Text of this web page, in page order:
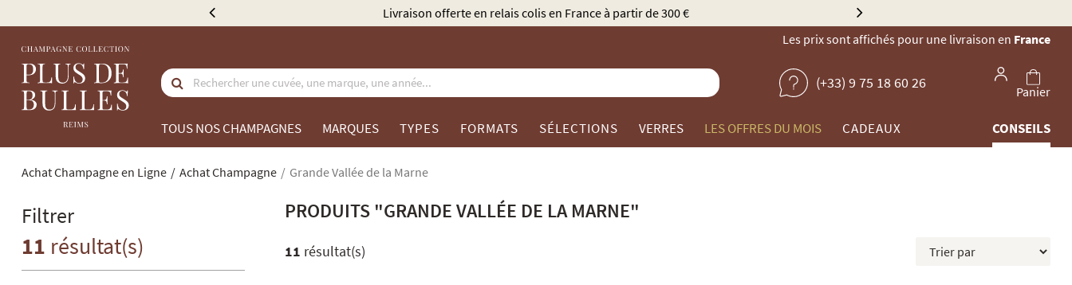
Élu Meilleur Caviste Champagne par Gault & Millau
Les prix sont affichés pour une livraison en France
(+33) 9 75 18 60 26
Panier
TOUS NOS CHAMPAGNES MARQUES TYPES FORMATS SÉLECTIONS VERRES LES OFFRES DU MOIS CADEAUX CONSEILS
Achat Champagne en Ligne Achat Champagne Grande Vallée de la Marne
Filtrer
11 résultat(s)
PRODUITS "GRANDE VALLÉE DE LA MARNE"
11 résultat(s)